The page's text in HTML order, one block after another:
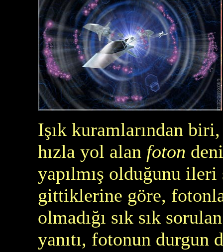
Işık kuramlarından
hızla yol alan foton
yapılmış olduğunu ileri
gittiklerine göre,
olmadığı sık sık
yanıtı, fotonun durgun